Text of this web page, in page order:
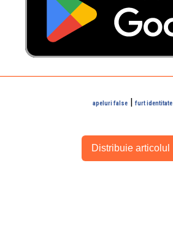
apeluri false | furt identitate
Distribuie articolul